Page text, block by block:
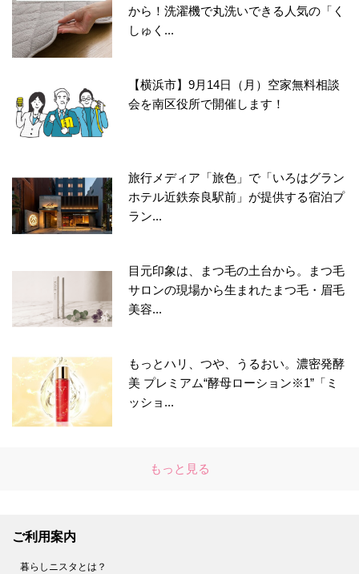
から！洗濯機で丸洗いできる人気の「く
しゅく...
【横浜市】9月14日（月）空家無料相談
会を南区役所で開催します！
旅行メディア「旅色」で「いろはグラン
ホテル近鉄奈良駅前」が提供する宿泊プ
ラン...
目元印象は、まつ毛の土台から。まつ毛
サロンの現場から生まれたまつ毛・眉毛
美容...
もっとハリ、つや、うるおい。濃密発酵
美 プレミアム“酵母ローション※1”「ミ
ッショ...
もっと見る
ご利用案内
暮らしニスタとは？